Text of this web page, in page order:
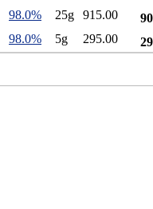
98.0% 25g 915.00
98.0% 5g 295.00